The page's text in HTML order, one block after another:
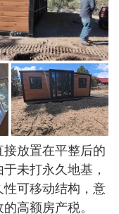
放置在平整后的
未打永久地基，
可移动结构，意
高额房产税。